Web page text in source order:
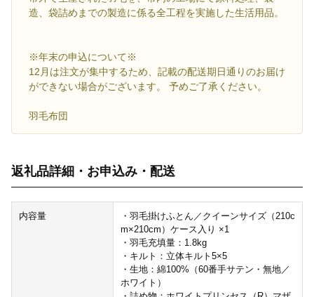
造、袋詰めまでの製造に係る全工程を実施した生活用品。
※年末の申込について※
12月は注文が集中するため、記載の配送期日通りのお届け
ができない場合がございます。 予めご了承ください。
羽毛布団
返礼品詳細・お申込み・配送
内容量
・羽毛掛けふとん／クイーンサイズ（210c
m×210cm）ケース入り ×1
・羽毛充填量：1.8kg
・キルト：立体キルト5×5
・生地：綿100%（60番手サテン・無地／
ホワイト）